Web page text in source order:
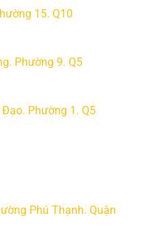
15. Q10
Phường 9. Q5
Phường 1. Q5
Phú Thạnh. Quận